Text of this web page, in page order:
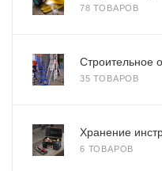
78 ТОВАРОВ
Строительное
35 ТОВАРОВ
Хранение
6 ТОВАРОВ